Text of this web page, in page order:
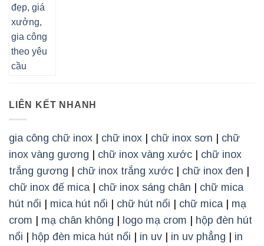
LIÊN KẾT NHANH
gia công chữ inox | chữ inox | chữ inox sơn | chữ
inox vàng gương | chữ inox vàng xước | chữ inox
trắng gương | chữ inox trắng xước | chữ inox đen |
chữ inox đế mica | chữ inox sáng chân | chữ mica
hút nổi | mica hút nổi | chữ hút nổi | chữ mica | mạ
crom | mạ chân không | logo mạ crom | hộp đèn hút
nổi | hộp đèn mica hút nổi | in uv | in uv phẳng | in